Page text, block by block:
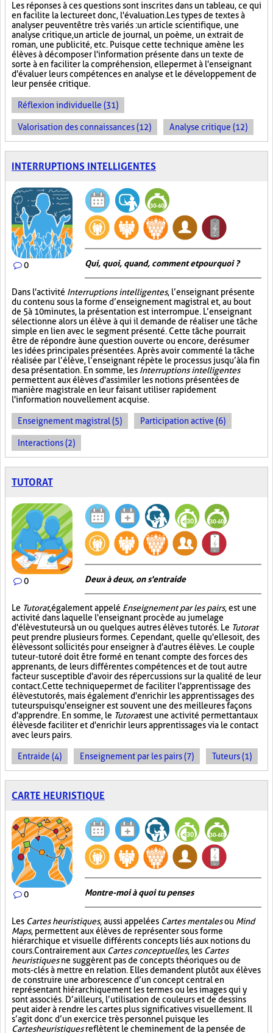
Les réponses à ces questions sont inscrites dans un tableau, ce qui
en facilite la lecture et donc, l'évaluation. Les types de textes à
analyser peuvent être très variés : un article scientifique, une
analyse critique, un article de journal, un poème, un extrait de
roman, une publicité, etc. Puisque cette technique amène les
élèves à décomposer l'information présente dans un texte de
sorte à en faciliter la compréhension, elle permet à l'enseignant
d'évaluer leurs compétences en analyse et le développement de
leur pensée critique.
Réflexion individuelle (31)
Valorisation des connaissances (12) Analyse critique (12)
INTERRUPTIONS INTELLIGENTES
0 Qui, quoi, quand, comment et pourquoi ?
Dans l'activité Interruptions intelligentes, l’enseignant présente
du contenu sous la forme d’enseignement magistral et, au bout
de 5 à 10 minutes, la présentation est interrompue. L’enseignant
sélectionne alors un élève à qui il demande de réaliser une tâche
simple en lien avec le segment présenté. Cette tâche pourrait
être de répondre à une question ouverte ou encore, de résumer
les idées principales présentées. Après avoir commenté la tâche
réalisée par l’élève, l’enseignant répète le processus jusqu’à la fin
de sa présentation. En somme, les Interruptions intelligentes
permettent aux élèves d'assimiler les notions présentées de
manière magistrale en leur faisant utiliser rapidement
l'information nouvellement acquise.
Enseignement magistral (5) Participation active (6)
Interactions (2)
TUTORAT
0 Deux à deux, on s'entraide
Le Tutorat, également appelé Enseignement par les pairs, est une
activité dans laquelle l'enseignant procède au jumelage
d'élèves tuteurs à un ou quelques autres élèves tutorés. Le Tutorat
peut prendre plusieurs formes. Cependant, quelle qu'elle soit, des
élèves sont sollicités pour enseigner à d'autres élèves. Le couple
tuteur-tutoré doit être formé en tenant compte des forces des
apprenants, de leurs différentes compétences et de tout autre
facteur susceptible d'avoir des répercussions sur la qualité de leur
contact. Cette technique permet de faciliter l'apprentissage des
élèves tutorés, mais également d'enrichir les apprentissages des
tuteurs puisqu'enseigner est souvent une des meilleures façons
d'apprendre. En somme, le Tutoratest une activité permettant aux
élèves de faciliter et d'enrichir leurs apprentissages via le contact
avec leurs pairs.
Entraide (4) Enseignement par les pairs (7) Tuteurs (1)
CARTE HEURISTIQUE
0 Montre-moi à quoi tu penses
Les Cartes heuristiques, aussi appelées Cartes mentalesou Mind
Maps, permettent aux élèves de représenter sous forme
hiérarchique et visuelle différents concepts liés aux notions du
cours. Contrairement aux Cartes conceptuelles, les Cartes
heuristiquesne suggèrent pas de concepts théoriques ou de
mots-clés à mettre en relation. Elles demandent plutôt aux élèves
de construire une arborescence d’un concept central en
représentant hiérarchiquement les termes ou les images qui y
sont associés. D’ailleurs, l’utilisation de couleurs et de dessins
peut aider à rendre les cartes plus significatives visuellement. Il
s’agit donc d’un exercice très personnel puisque les
Cartes heuristiquesreflètent le cheminement de la pensée de